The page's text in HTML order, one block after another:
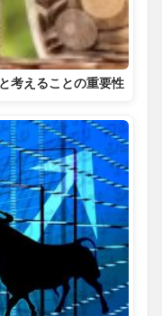
考えることの重要性